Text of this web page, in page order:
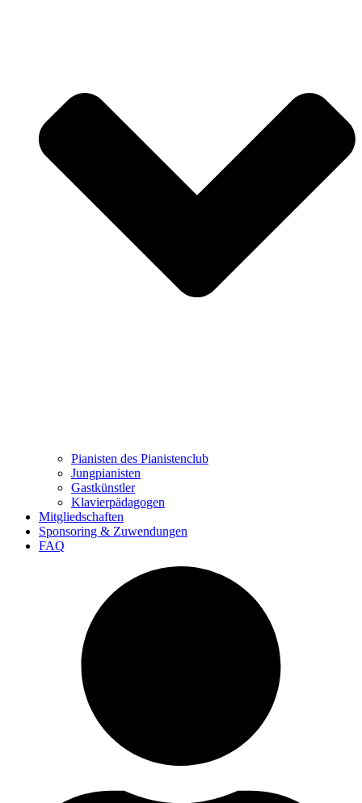
Pianisten des Pianistenclub
Jungpianisten
Gastkünstler
Klavierpädagogen
Mitgliedschaften
Sponsoring & Zuwendungen
FAQ